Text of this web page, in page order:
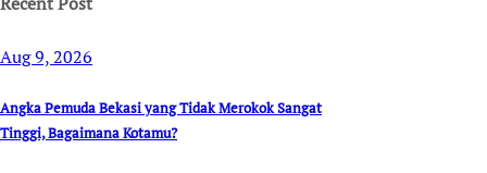
Aug 9, 2026
Angka Pemuda Bekasi yang Tidak Merokok Sangat
Tinggi, Bagaimana Kotamu?